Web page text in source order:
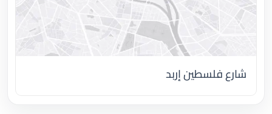
شارع فلسطين إربد